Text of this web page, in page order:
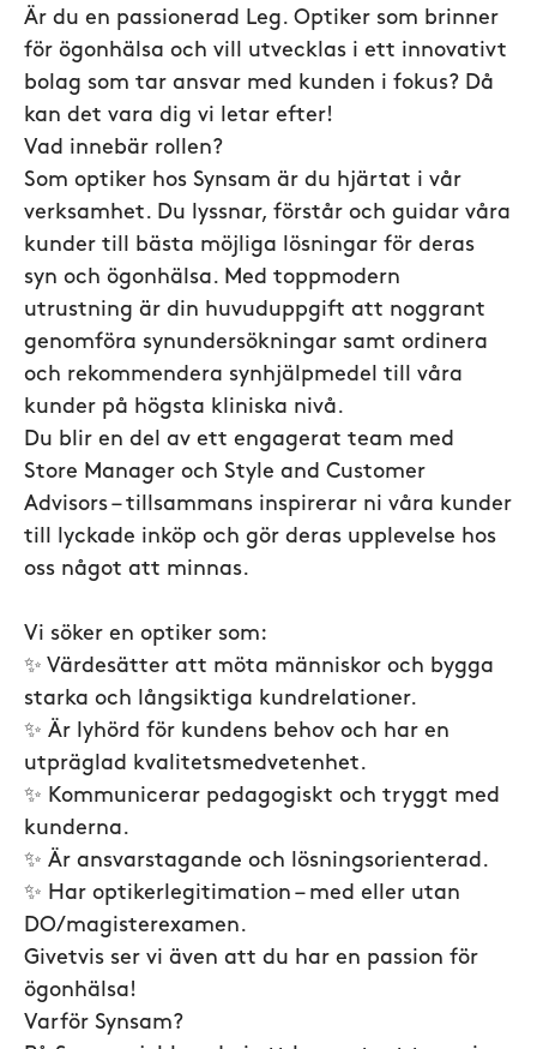
Är du en passionerad Leg. Optiker som brinner
för ögonhälsa och vill utvecklas i ett innovativt
bolag som tar ansvar med kunden i fokus? Då
kan det vara dig vi letar efter!
Vad innebär rollen?
Som optiker hos Synsam är du hjärtat i vår
verksamhet. Du lyssnar, förstår och guidar våra
kunder till bästa möjliga lösningar för deras
syn och ögonhälsa. Med toppmodern
utrustning är din huvuduppgift att noggrant
genomföra synundersökningar samt ordinera
och rekommendera synhjälpmedel till våra
kunder på högsta kliniska nivå.
Du blir en del av ett engagerat team med
Store Manager och Style and Customer
Advisors – tillsammans inspirerar ni våra kunder
till lyckade inköp och gör deras upplevelse hos
oss något att minnas.
Vi söker en optiker som:
✨ Värdesätter att möta människor och bygga
starka och långsiktiga kundrelationer.
✨ Är lyhörd för kundens behov och har en
utpräglad kvalitetsmedvetenhet.
✨ Kommunicerar pedagogiskt och tryggt med
kunderna.
✨ Är ansvarstagande och lösningsorienterad.
✨ Har optikerlegitimation – med eller utan
DO/magisterexamen.
Givetvis ser vi även att du har en passion för
ögonhälsa!
Varför Synsam?